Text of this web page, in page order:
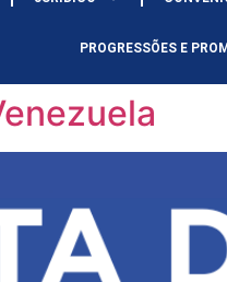
PROGRESSÕES E